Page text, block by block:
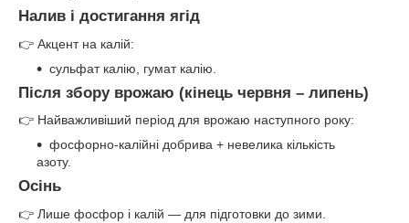
Налив і достигання ягід
👉 Акцент на калій:
сульфат калію, гумат калію.
Після збору врожаю (кінець червня – липень)
👉 Найважливіший період для врожаю наступного року:
фосфорно-калійні добрива + невелика кількість
азоту.
Осінь
👉 Лише фосфор і калій — для підготовки до зими.